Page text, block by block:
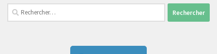
Rechercher :